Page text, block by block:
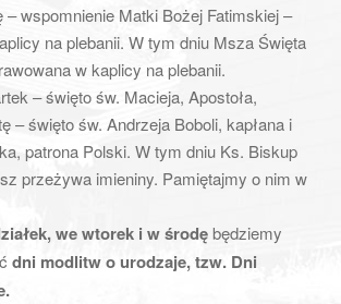
– wspomnienie Matki Bożej Fatimskiej –
na plebanii. W tym dniu Msza Święta
w kaplicy na plebanii.
– święto św. Macieja, Apostoła,
– święto św. Andrzeja Boboli, kapłana i
patrona Polski. W tym dniu Ks. Biskup
przeżywa imieniny. Pamiętajmy o nim w
we wtorek i w środębędziemy
dni modlitw o urodzaje, tzw. Dni